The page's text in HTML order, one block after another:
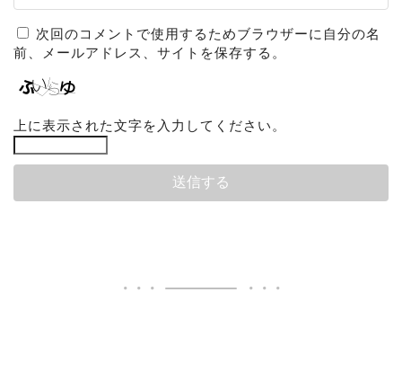
次回のコメントで使用するためブラウザーに自分の名
前、メールアドレス、サイトを保存する。
上に表示された文字を入力してください。